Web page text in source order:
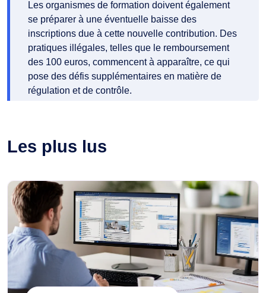
Les organismes de formation doivent également
se préparer à une éventuelle baisse des
inscriptions due à cette nouvelle contribution. Des
pratiques illégales, telles que le remboursement
des 100 euros, commencent à apparaître, ce qui
pose des défis supplémentaires en matière de
régulation et de contrôle.
Les plus lus